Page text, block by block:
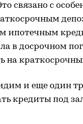
связано с
ипотечным
в досрочном
на
и еще один
кредиты под